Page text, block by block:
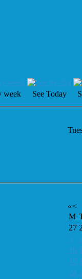
week See Today
«<
M
27
3
10
17
24